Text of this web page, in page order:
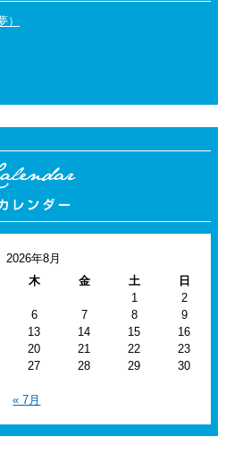
2026年8月
木 金 土
日
1
2
6 7 8
9
13 14 15
16
20 21 22
23
27 28 29
30
« 7月